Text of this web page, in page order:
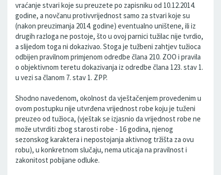
vraćanje stvari koje su preuzete po zapisniku od 10.12.2014.
godine, a novčanu protivvrijednost samo za stvari koje su
(nakon preuzimanja 2014. godine) eventualno uništene, ili iz
drugih razloga ne postoje, što u ovoj parnici tužilac nije tvrdio,
a slijedom toga ni dokazivao. Stoga je tužbeni zahtjev tužioca
odbijen pravilnom primjenom odredbe člana 210. ZOO i pravila
o objektivnom teretu dokazivanja iz odredbe člana 123. stav 1.
u vezi sa članom 7. stav 1. ZPP.
Shodno navedenom, okolnost da vještačenjem provedenim u
ovom postupku nije utvrđena vrijednost robe koju je tuženi
preuzeo od tužioca, (vještak se izjasnio da vrijednost robe ne
može utvrditi zbog starosti robe - 16 godina, njenog
sezonskog karaktera i nepostojanja aktivnog tržišta za ovu
robu), u konkretnom slučaju, nema uticaja na pravilnost i
zakonitost pobijane odluke.